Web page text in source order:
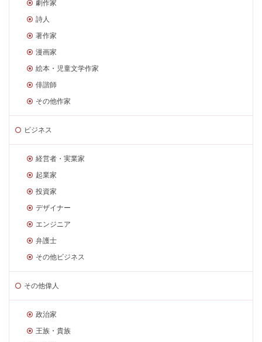
劇作家
詩人
著作家
漫画家
絵本・児童文学作家
俳諧師
その他作家
ビジネス
経営者・実業家
起業家
投資家
デザイナー
エンジニア
弁護士
その他ビジネス
その他偉人
政治家
王族・貴族